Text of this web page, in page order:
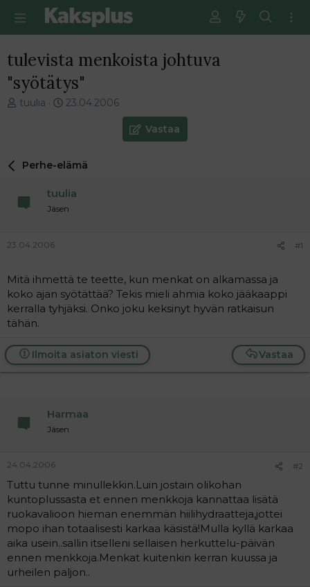
tulevista menkoista johtuva
"syötätys"
V
e
t
n
o
i
t
t
j
a
tuulia
E
m
i
n
e
s
t
i
23.04.2006
Vastaa
Perhe-elämä
tuulia
Jäsen
23.04.2006 #1
Mitä ihmettä te teette, kun menkat on alkamassa ja
koko ajan syötättää? Tekis mieli ahmia koko jääkaappi
kerralla tyhjäksi. Onko joku keksinyt hyvän ratkaisun
tähän.
Vastaa
Ilmoita asiaton viesti
Harmaa
Jäsen
24.04.2006 #2
Tuttu tunne minullekkin.Luin jostain olikohan
kuntoplussasta et ennen menkkoja kannattaa lisätä
ruokavalioon hieman enemmän hiilihydraatteja,jottei
mopo ihan totaalisesti karkaa käsistä!Mulla kyllä karkaa
aika usein..sallin itselleni sellaisen herkuttelu-päivän
ennen menkkoja.Menkat kuitenkin kerran kuussa ja
urheilen paljon..